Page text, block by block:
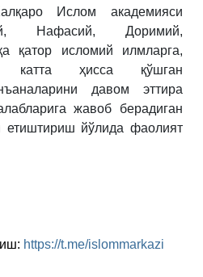
Ислом академияси
Нафасий, Доримий,
қатор исломий илмларга,
катта ҳисса қўшган
давом эттира
жавоб берадиган
етиштириш йўлида фаолият
: https://t.me/islommarkazi